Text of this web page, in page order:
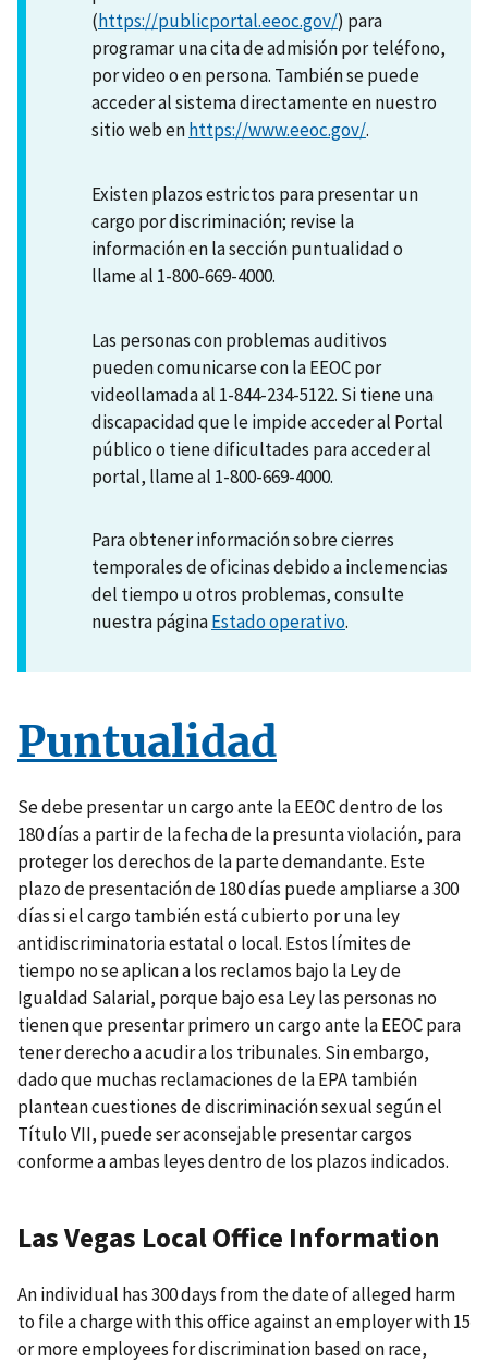
(https://publicportal.eeoc.gov/) para
programar una cita de admisión por teléfono,
por video o en persona. También se puede
acceder al sistema directamente en nuestro
sitio web enhttps://www.eeoc.gov/.
Existen plazos estrictos para presentar un
cargo por discriminación; revise la
información en la sección puntualidad o
llame al 1-800-669-4000.
Las personas con problemas auditivos
pueden comunicarse con la EEOC por
videollamada al 1-844-234-5122. Si tiene una
discapacidad que le impide acceder al Portal
público o tiene dificultades para acceder al
portal, llame al 1-800-669-4000.
Para obtener información sobre cierres
temporales de oficinas debido a inclemencias
del tiempo u otros problemas, consulte
nuestra páginaEstado operativo.
Puntualidad
Se debe presentar un cargo ante la EEOC dentro de los
180 días a partir de la fecha de la presunta violación, para
proteger los derechos de la parte demandante. Este
plazo de presentación de 180 días puede ampliarse a 300
días si el cargo también está cubierto por una ley
antidiscriminatoria estatal o local. Estos límites de
tiempo no se aplican a los reclamos bajo la Ley de
Igualdad Salarial, porque bajo esa Ley las personas no
tienen que presentar primero un cargo ante la EEOC para
tener derecho a acudir a los tribunales. Sin embargo,
dado que muchas reclamaciones de la EPA también
plantean cuestiones de discriminación sexual según el
Título VII, puede ser aconsejable presentar cargos
conforme a ambas leyes dentro de los plazos indicados.
Las Vegas Local Office Information
An individual has 300 days from the date of alleged harm
to file a charge with this office against an employer with 15
or more employees for discrimination based on race,